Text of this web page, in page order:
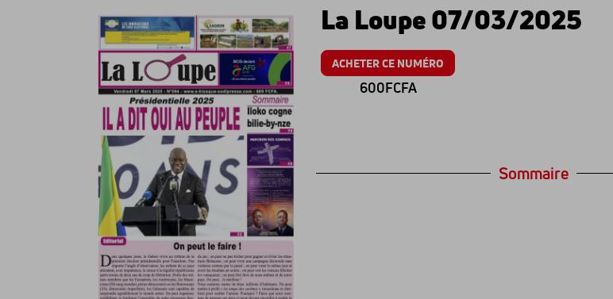
La Loupe 07/03/2025
ACHETER CE NUMÉRO
600FCFA
Sommaire